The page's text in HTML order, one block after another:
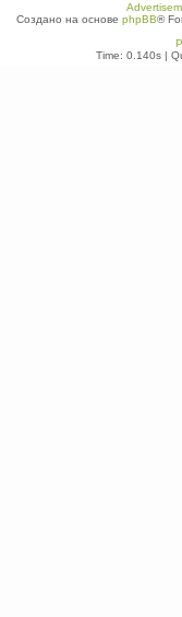
Создано на основе phpBB®
Time: 0.140s|